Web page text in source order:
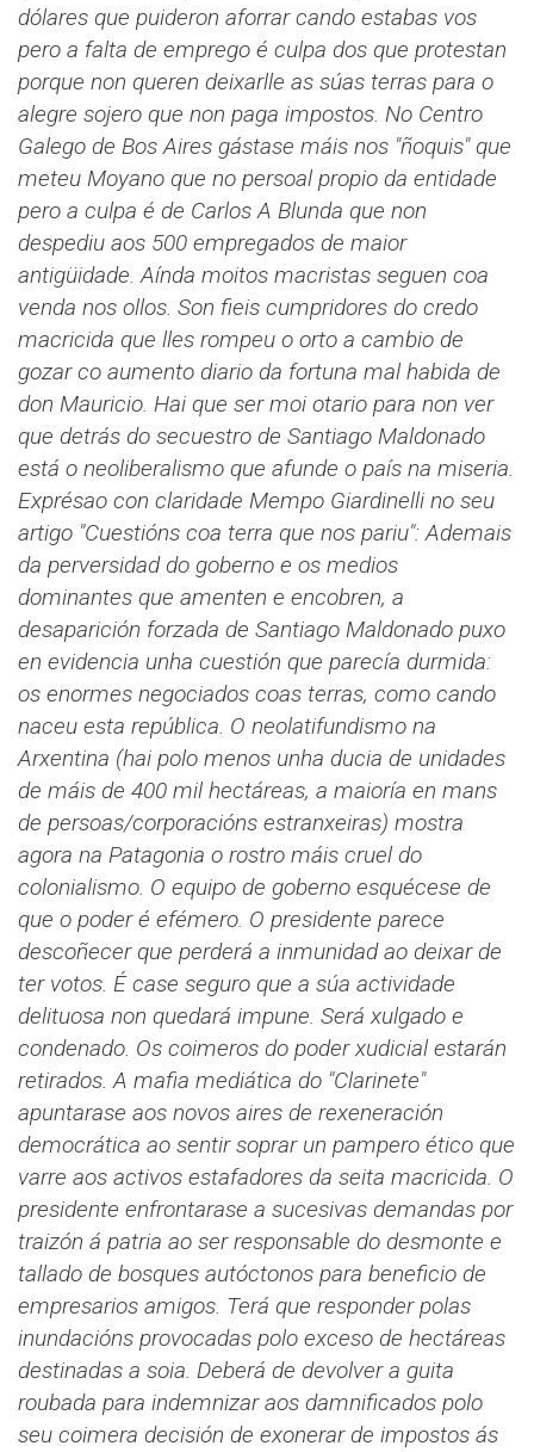
dólares que puideron aforrar cando estabas vos
pero a falta de emprego é culpa dos que protestan
porque non queren deixarlle as súas terras para o
alegre sojero que non paga impostos. No Centro
Galego de Bos Aires gástase máis nos "ñoquis" que
meteu Moyano que no persoal propio da entidade
pero a culpa é de Carlos A Blunda que non
despediu aos 500 empregados de maior
antigüidade. Aínda moitos macristas seguen coa
venda nos ollos. Son fieis cumpridores do credo
macricida que lles rompeu o orto a cambio de
gozar co aumento diario da fortuna mal habida de
don Mauricio. Hai que ser moi otario para non ver
que detrás do secuestro de Santiago Maldonado
está o neoliberalismo que afunde o país na miseria.
Exprésao con claridade Mempo Giardinelli no seu
artigo "Cuestións coa terra que nos pariu": Ademais
da perversidad do goberno e os medios
dominantes que amenten e encobren, a
desaparición forzada de Santiago Maldonado puxo
en evidencia unha cuestión que parecía durmida:
os enormes negociados coas terras, como cando
naceu esta república. O neolatifundismo na
Arxentina (hai polo menos unha ducia de unidades
de máis de 400 mil hectáreas, a maioría en mans
de persoas/corporacións estranxeiras) mostra
agora na Patagonia o rostro máis cruel do
colonialismo. O equipo de goberno esquécese de
que o poder é efémero. O presidente parece
descoñecer que perderá a inmunidad ao deixar de
ter votos. É case seguro que a súa actividade
delituosa non quedará impune. Será xulgado e
condenado. Os coimeros do poder xudicial estarán
retirados. A mafia mediática do "Clarinete"
apuntarase aos novos aires de rexeneración
democrática ao sentir soprar un pampero ético que
varre aos activos estafadores da seita macricida. O
presidente enfrontarase a sucesivas demandas por
traizón á patria ao ser responsable do desmonte e
tallado de bosques autóctonos para beneficio de
empresarios amigos. Terá que responder polas
inundacións provocadas polo exceso de hectáreas
destinadas a soia. Deberá de devolver a guita
roubada para indemnizar aos damnificados polo
seu coimera decisión de exonerar de impostos ás